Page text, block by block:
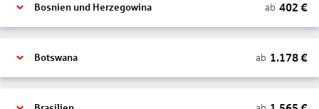
Bosnien und Herzegowina ab 402 €
Botswana ab 1.178€